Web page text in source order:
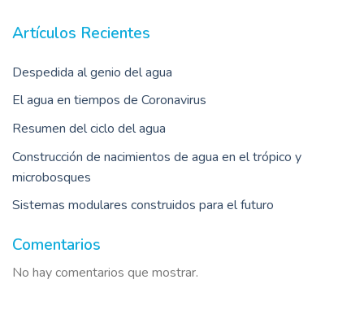
Artículos Recientes
Despedida al genio del agua
El agua en tiempos de Coronavirus
Resumen del ciclo del agua
Construcción de nacimientos de agua en el trópico y
microbosques
Sistemas modulares construidos para el futuro
Comentarios
No hay comentarios que mostrar.